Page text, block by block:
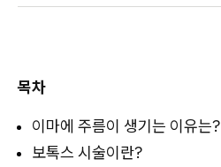
목차
이마에 주름이 생기는 이유는?
보톡스 시술이란?